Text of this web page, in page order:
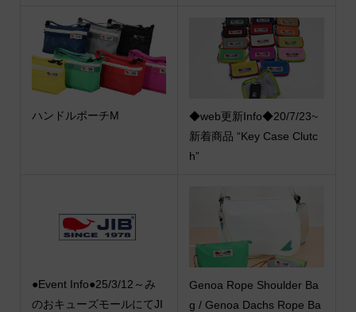
ハンドルポーチM
◆web更新Info◆20/7/23~
新着商品 “Key Case Clutc
h”
●Event Info●25/3/12～み
のおキューズモールにてJI
Genoa Rope Shoulder Ba
g / Genoa Dachs Rope Ba